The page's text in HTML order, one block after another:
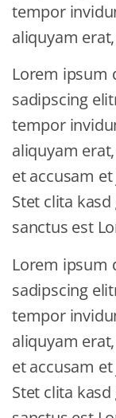
tempor
aliquyam
Lorem ipsum
sadipscing
tempor
aliquyam
et accusam
Stet clita
sanctus est
Lorem ipsum
sadipscing
tempor
aliquyam
et accusam
Stet clita